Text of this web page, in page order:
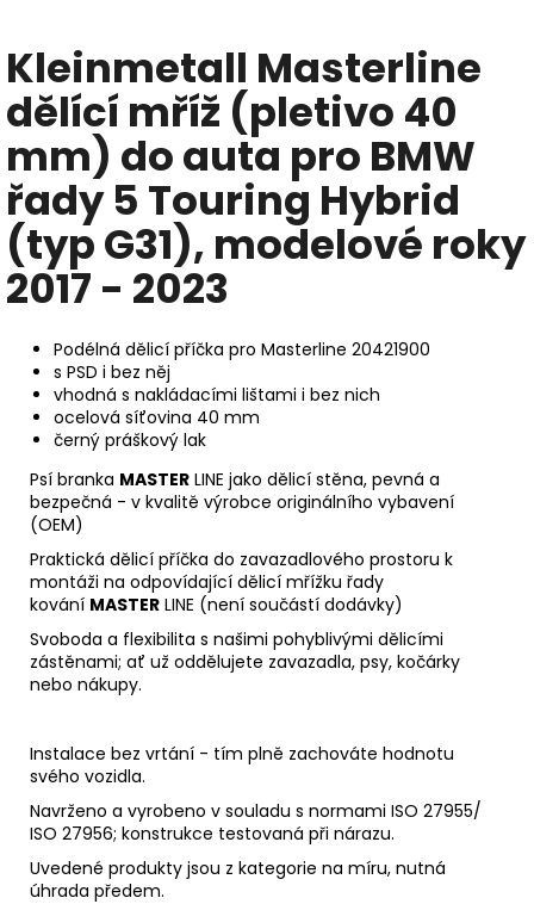
Kleinmetall Masterline
dělící mříž (pletivo 40
mm) do auta pro BMW
řady 5 Touring Hybrid
(typ G31), modelové roky
2017 - 2023
Podélná dělicí příčka pro Masterline 20421900
s PSD i bez něj
vhodná s nakládacími lištami i bez nich
ocelová síťovina 40 mm
černý práškový lak
Psí branka MASTER LINE jako dělicí stěna, pevná a
bezpečná - v kvalitě výrobce originálního vybavení
(OEM)
Praktická dělicí příčka do zavazadlového prostoru k
montáži na odpovídající dělicí mřížku řady
kování MASTER LINE (není součástí dodávky)
Svoboda a flexibilita s našimi pohyblivými dělicími
zástěnami; ať už oddělujete zavazadla, psy, kočárky
nebo nákupy.
Instalace bez vrtání - tím plně zachováte hodnotu
svého vozidla.
Navrženo a vyrobeno v souladu s normami ISO 27955/
ISO 27956; konstrukce testovaná při nárazu.
Uvedené produkty jsou z kategorie na míru, nutná
úhrada předem.